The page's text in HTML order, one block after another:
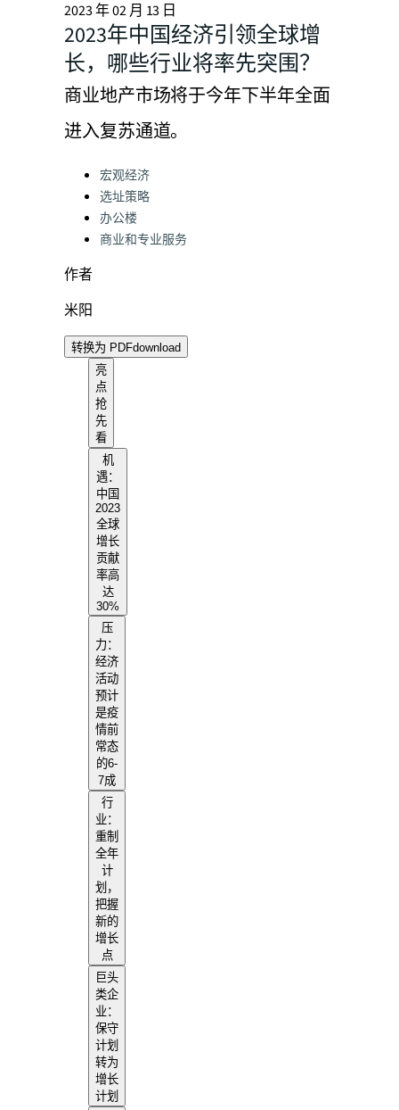
2023 年 02 月 13 日
2023年中国经济引领全球增
长，哪些行业将率先突围？
商业地产市场将于今年下半年全面
进入复苏通道。
Categories:
宏观经济
选址策略
办公楼
商业和专业服务
作者
米阳
转换为 PDFdownload
亮
点
抢
先
看
机
遇：
中国
2023
全球
增长
贡献
率高
达
30%
压
力：
经济
活动
预计
是疫
情前
常态
的6-
7成
行
业：
重制
全年
计
划，
把握
新的
增长
点
巨头
类企
业：
保守
计划
转为
增长
计划